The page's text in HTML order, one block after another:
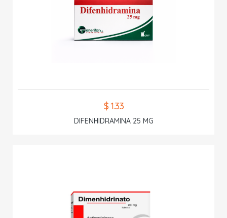
$ 1.33
DIFENHIDRAMINA 25 MG